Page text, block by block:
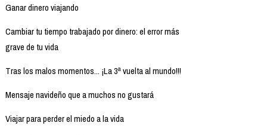
Ganar dinero viajando
Cambiar tu tiempo trabajado por dinero: el error más
grave de tu vida
Tras los malos momentos... ¡La 3ª vuelta al mundo!!!
Mensaje navideño que a muchos no gustará
Viajar para perder el miedo a la vida